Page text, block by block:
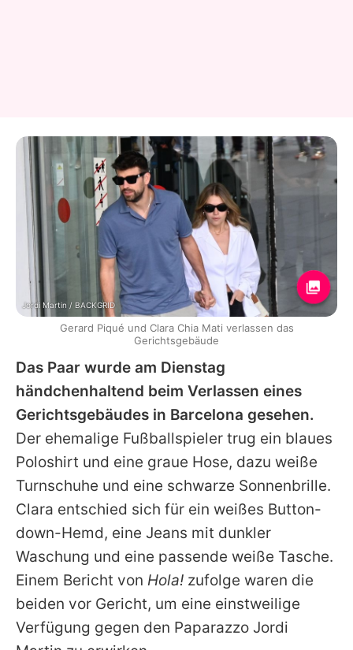
Das Paar wurde am Dienstag
händchenhaltend beim Verlassen eines
Gerichtsgebäudes in Barcelona gesehen.
Der ehemalige Fußballspieler trug ein blaues
Poloshirt und eine graue Hose, dazu weiße
Turnschuhe und eine schwarze Sonnenbrille.
Clara entschied sich für ein weißes Button-
down-Hemd, eine Jeans mit dunkler
Waschung und eine passende weiße Tasche.
Einem Bericht von Hola! zufolge waren die
beiden vor Gericht, um eine einstweilige
Verfügung gegen den Paparazzo Jordi
Jordi Martin / BACKGRID
Gerard Piqué und Clara Chia Mati verlassen das
Gerichtsgebäude